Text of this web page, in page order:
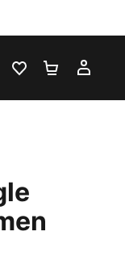
LIVE-CHATFAVORITEN 0